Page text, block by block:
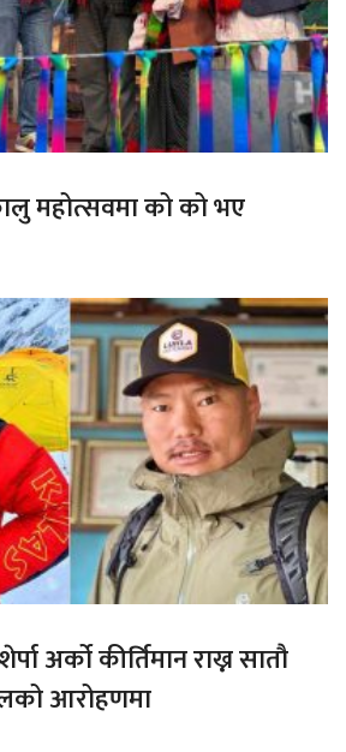
महोत्सवमा को को भए
अर्को कीर्तिमान राख्न सातौ
आरोहणमा